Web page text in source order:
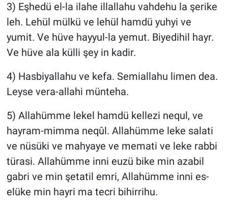
3) Eşhedü el-la ilahe illallahu vahdehu la şerike
leh. Lehül mülkü ve lehül hamdü yuhyi ve
yumit. Ve hüve hayyul-la yemut. Biyedihil hayr.
Ve hüve ala külli şey in kadir.
4) Hasbiyallahu ve kefa. Semiallahu limen dea.
Leyse vera-allahi münteha.
5) Allahümme lekel hamdü kellezi nequl, ve
hayram-mimma neqûl. Allahümme leke salati
ve nüsüki ve mahyaye ve memati ve leke rabbi
türasi. Allahümme inni euzü bike min azabil
gabri ve min şetatil emri, Allahümme inni es-
elüke min hayri ma tecri bihirrihu.